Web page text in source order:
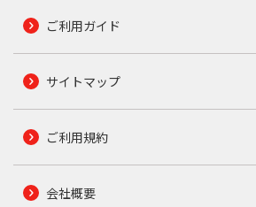
ご利用ガイド
サイトマップ
ご利用規約
会社概要